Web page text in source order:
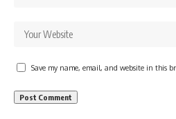
Save my name, email, and website in this